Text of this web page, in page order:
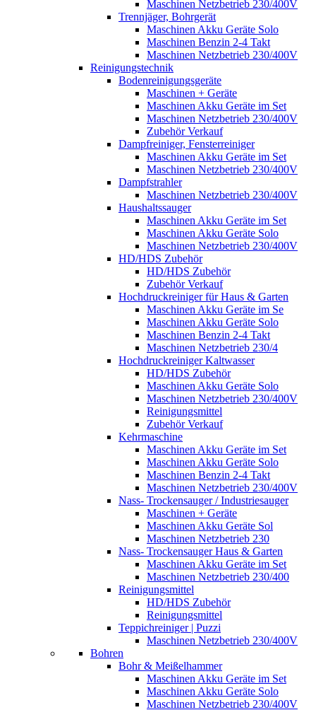
Maschinen Netzbetrieb 230/400V
Trennjäger, Bohrgerät
Maschinen Akku Geräte Solo
Maschinen Benzin 2-4 Takt
Maschinen Netzbetrieb 230/400V
Reinigungstechnik
Bodenreinigungsgeräte
Maschinen + Geräte
Maschinen Akku Geräte im Set
Maschinen Netzbetrieb 230/400V
Zubehör Verkauf
Dampfreiniger, Fensterreiniger
Maschinen Akku Geräte im Set
Maschinen Netzbetrieb 230/400V
Dampfstrahler
Maschinen Netzbetrieb 230/400V
Haushaltssauger
Maschinen Akku Geräte im Set
Maschinen Akku Geräte Solo
Maschinen Netzbetrieb 230/400V
HD/HDS Zubehör
HD/HDS Zubehör
Zubehör Verkauf
Hochdruckreiniger für Haus & Garten
Maschinen Akku Geräte im Se
Maschinen Akku Geräte Solo
Maschinen Benzin 2-4 Takt
Maschinen Netzbetrieb 230/4
Hochdruckreiniger Kaltwasser
HD/HDS Zubehör
Maschinen Akku Geräte Solo
Maschinen Netzbetrieb 230/400V
Reinigungsmittel
Zubehör Verkauf
Kehrmaschine
Maschinen Akku Geräte im Set
Maschinen Akku Geräte Solo
Maschinen Benzin 2-4 Takt
Maschinen Netzbetrieb 230/400V
Nass- Trockensauger / Industriesauger
Maschinen + Geräte
Maschinen Akku Geräte Sol
Maschinen Netzbetrieb 230
Nass- Trockensauger Haus & Garten
Maschinen Akku Geräte im Set
Maschinen Netzbetrieb 230/400
Reinigungsmittel
HD/HDS Zubehör
Reinigungsmittel
Teppichreiniger | Puzzi
Maschinen Netzbetrieb 230/400V
Bohren
Bohr & Meißelhammer
Maschinen Akku Geräte im Set
Maschinen Akku Geräte Solo
Maschinen Netzbetrieb 230/400V